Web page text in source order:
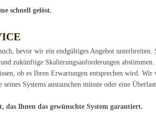
schnell gelöst.
bevor wir ein endgültiges Angebot
zukünftige Skalierungsanforderungen
ob es Ihren Erwartungen entsprechen wird.
Systems austauschen müsste oder eine
Ihnen das gewünschte System garantiert.